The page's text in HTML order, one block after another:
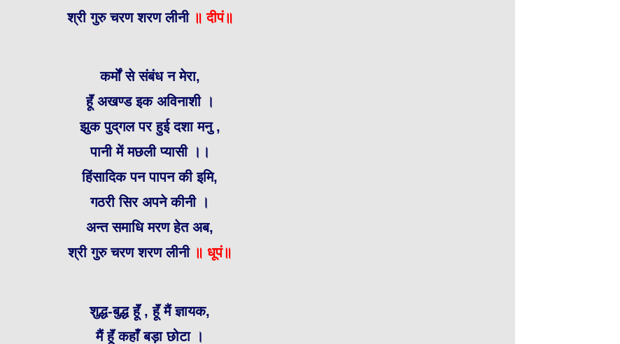
श्री गुरु चरण शरण लीनी ॥ दीपं॥
कर्मों से संबंध न मेरा,
हूॅं अखण्ड इक अविनाशी ।
झुक पुद्‌गल पर हुई दशा मनु ,
पानी में मछली प्यासी ।।
हिंसादिक पन पापन की इमि,
गठरी सिर अपने कीनी ।
अन्त समाधि मरण हेत अब,
श्री गुरु चरण शरण लीनी॥ धूपं॥
शुद्ध-बुद्ध हूॅं , हूॅं मैं ज्ञायक,
मैं हूॅं कहाँ बड़ा छोटा ।